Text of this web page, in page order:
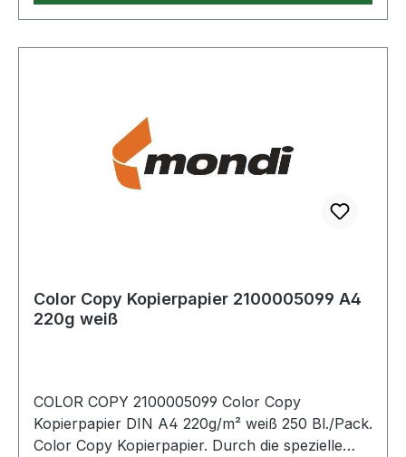
Color Copy Kopierpapier 2100005099 A4
220g weiß
COLOR COPY 2100005099 Color Copy
Kopierpapier DIN A4 220g/m² weiß 250 Bl./Pack.
Color Copy Kopierpapier. Durch die spezielle